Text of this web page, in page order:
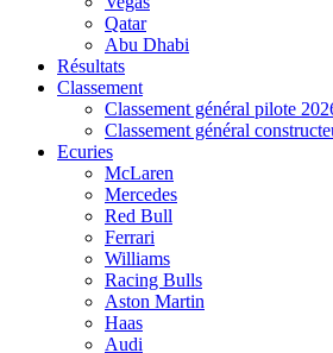
Qatar
Abu Dhabi
Résultats
Classement
Classement général pilote
Classement général
Ecuries
McLaren
Mercedes
Red Bull
Ferrari
Williams
Racing Bulls
Aston Martin
Haas
Audi